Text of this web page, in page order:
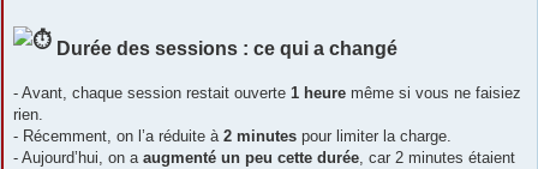
Durée des sessions : ce qui a changé
- Avant, chaque session restait ouverte 1 heure même si vous ne faisiez
rien.
- Récemment, on l’a réduite à 2 minutes pour limiter la charge.
- Aujourd’hui, on a augmenté un peu cette durée, car 2 minutes étaient